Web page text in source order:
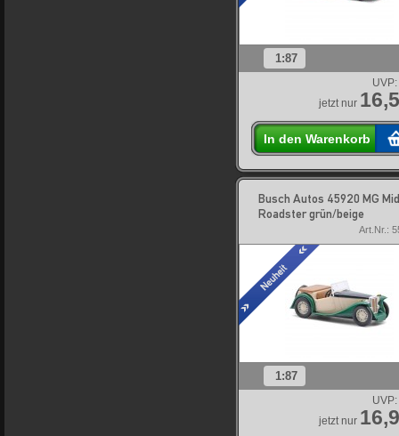
1:87
UVP:
jetzt nur
In den Warenkorb
Busch Autos 45920 MG
Roadster grün/beige
Art.Nr.:
1:87
UVP:
jetzt nur